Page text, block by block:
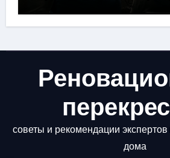
советы и рекомендации экспертов
дома